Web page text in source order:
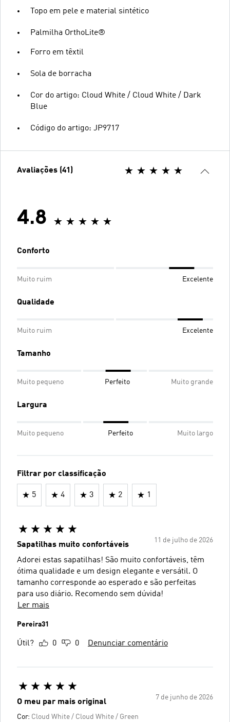
Topo em pele e material sintético
Palmilha OrthoLite®
Forro em têxtil
Sola de borracha
Cor do artigo: Cloud White / Cloud White / Dark
Blue
Código do artigo: JP9717
Avaliações (41)
4.8
Conforto
Muito ruim Excelente
Qualidade
Muito ruim Excelente
Tamanho
Muito pequeno Perfeito Muito grande
Largura
Muito pequeno Perfeito Muito largo
Filtrar por classificação
5 4 3 2 1
11 de julho de 2026
Sapatilhas muito confortáveis
Adorei estas sapatilhas! São muito confortáveis, têm
ótima qualidade e um design elegante e versátil. O
tamanho corresponde ao esperado e são perfeitas
para uso diário. Recomendo sem dúvida!
Ler mais
Pereira31
Útil? 0 0 Denunciar comentário
7 de junho de 2026
O meu par mais original
Cor: Cloud White / Cloud White / Green